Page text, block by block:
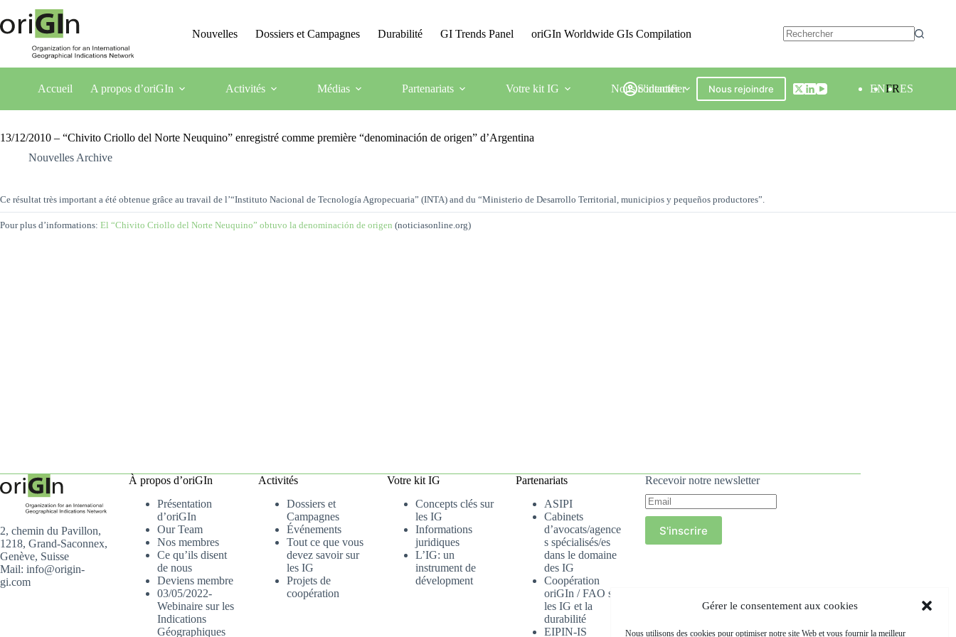
Gérer le consentement aux cookies
Nous utilisons des cookies pour optimiser notre site Web et vous fournir la meilleur
Nouvelles Dossiers et Campagnes Durabilité GI Trends Panel oriGIn Worldwide GIs Compilation
Accueil A propos d’oriGIn Activités Médias Partenariats Votre kit IG Nous contacter
S'identifier Nous rejoindre ENFRES
13/12/2010 – “Chivito Criollo del Norte Neuquino” enregistré comme première “denominación de origen” d’Argentina
Nouvelles Archive
Ce résultat très important a été obtenue grâce au travail de l’“Instituto Nacional de Tecnología Agropecuaria” (INTA) and du “Ministerio de Desarrollo Territorial, municipios y pequeños productores”.
Pour plus d’informations: El “Chivito Criollo del Norte Neuquino” obtuvo la denominación de origen (noticiasonline.org)
2, chemin du Pavillon,
1218, Grand-Saconnex,
Genève, Suisse
Mail: info@origin-
gi.com
À propos d’oriGIn
Présentation
d’oriGIn
Our Team
Nos membres
Ce qu’ils disent
de nous
Deviens membre
03/05/2022-
Webinaire sur les
Indications
Géographiques
Activités
Dossiers et
Campagnes
Événements
Tout ce que vous
devez savoir sur
les IG
Projets de
coopération
Votre kit IG
Concepts clés sur
les IG
Informations
juridiques
L’IG: un
instrument de
dévelopment
Partenariats
ASIPI
Cabinets
d’avocats/agence
s spécialisés/es
dans le domaine
des IG
Coopération
oriGIn / FAO sur
les IG et la
durabilité
EIPIN-IS
Recevoir notre newsletter
S'inscrire